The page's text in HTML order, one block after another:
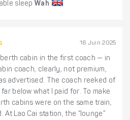
sleepWah
16 Juin 2025
cabin in the first coach — in
coach, clearly, not premium,
advertised. The coach reeked of
below what I paid for. To make
cabins were on the same train,
Lao Cai station, the “lounge”